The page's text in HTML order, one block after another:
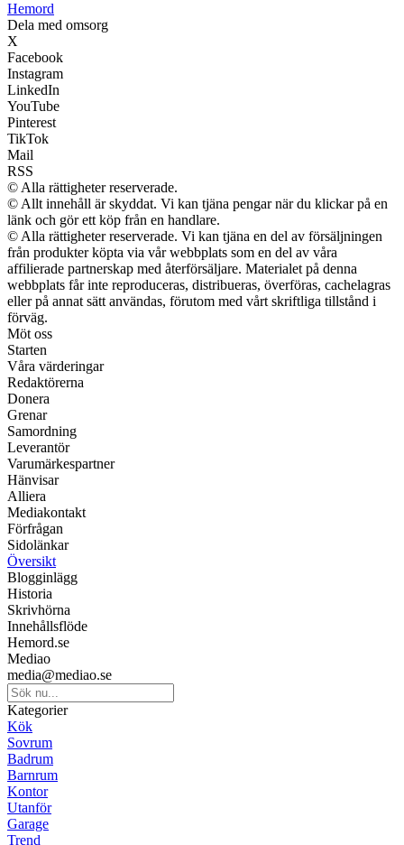
Hemord
Dela med omsorg
X
Facebook
Instagram
LinkedIn
YouTube
Pinterest
TikTok
Mail
RSS
© Alla rättigheter reserverade.
© Allt innehåll är skyddat. Vi kan tjäna pengar när du klickar på en
länk och gör ett köp från en handlare.
© Alla rättigheter reserverade. Vi kan tjäna en del av försäljningen
från produkter köpta via vår webbplats som en del av våra
affilierade partnerskap med återförsäljare. Materialet på denna
webbplats får inte reproduceras, distribueras, överföras, cachelagras
eller på annat sätt användas, förutom med vårt skriftliga tillstånd i
förväg.
Möt oss
Starten
Våra värderingar
Redaktörerna
Donera
Grenar
Samordning
Leverantör
Varumärkespartner
Hänvisar
Alliera
Mediakontakt
Förfrågan
Sidolänkar
Översikt
Blogginlägg
Historia
Skrivhörna
Innehållsflöde
Hemord.se
Mediao
media@mediao.se
Kategorier
Kök
Sovrum
Badrum
Barnrum
Kontor
Utanför
Garage
Trend